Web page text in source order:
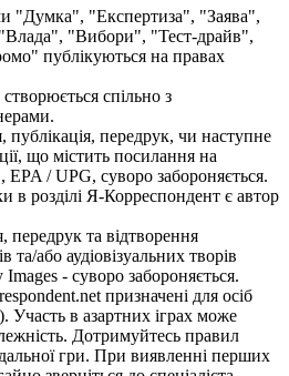
"Думка", "Експертиза", "Заява",
"Вибори", "Тест-драйв",
публікуються на правах
спільно з
публікація, передрук, чи наступне
що містить посилання на
EPA / UPG, суворо забороняється.
в розділі Я-Корреспондент є автор
передрук та відтворення
та/або аудіовізуальних творів
- суворо забороняється.
призначені для осіб
Участь в азартних іграх може
Дотримуйтесь правил
гри. При виявленні перших